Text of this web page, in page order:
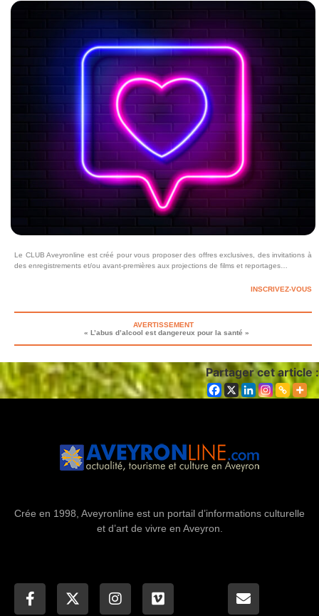
Le CLUB Aveyronline est créé pour vous proposer des offres exclusives, des invitations à
des enregistrements et/ou avant-premières aux projections de films et reportages…
INSCRIVEZ-VOUS
AVERTISSEMENT
« L’abus d’alcool est dangereux pour la santé »
Partager cet article :
Crée en 1998, Aveyronline est un portail d’informations culturelle
et d’art de vivre en Aveyron.